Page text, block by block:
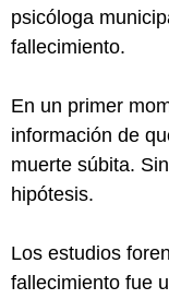
psicóloga
fallecimiento.
En un primer
información de
muerte súbita.
hipótesis.
Los estudios
fallecimiento fue